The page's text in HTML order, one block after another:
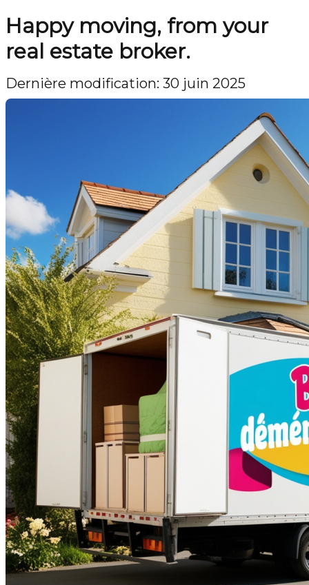
Happy moving, from your
real estate broker.
Dernière modification: 30 juin 2025